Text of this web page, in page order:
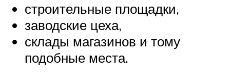
строительные площадки,
заводские цеха,
склады магазинов и тому
подобные места.